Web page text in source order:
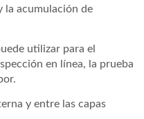
acumulación de
utilizar para el
en línea, la prueba
y entre las capas